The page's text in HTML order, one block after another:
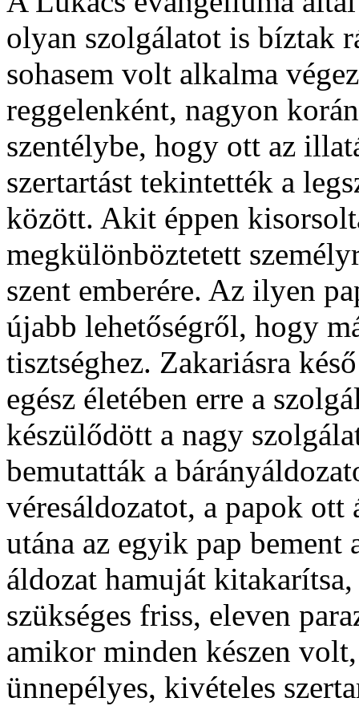
olyan szolgálatot is bíztak
sohasem volt alkalma
reggelenként, nagyon
szentélybe, hogy ott az
szertartást tekintették a
között. Akit éppen
megkülönböztetett
szent emberére. Az ilyen
újabb lehetőségről, hogy
tisztséghez. Zakariásra
egész életében erre a
készülődött a nagy
bemutatták a
véresáldozatot, a papok
utána az egyik pap bement
áldozat hamuját
szükséges friss, eleven
amikor minden készen
ünnepélyes, kivételes